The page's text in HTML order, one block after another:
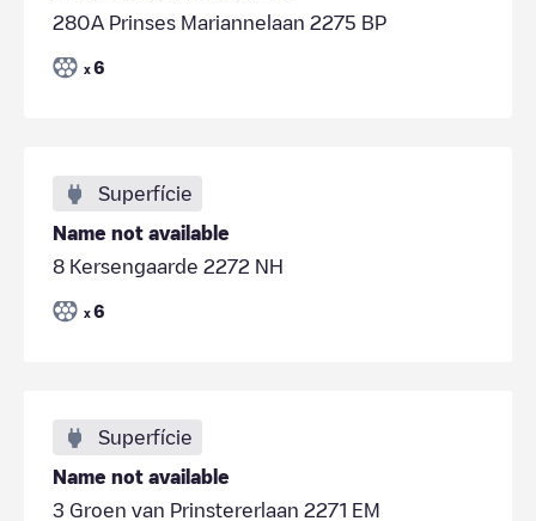
280A Prinses Mariannelaan 2275 BP
x 6
Superfície
Name not available
8 Kersengaarde 2272 NH
x 6
Superfície
Name not available
3 Groen van Prinstererlaan 2271 EM